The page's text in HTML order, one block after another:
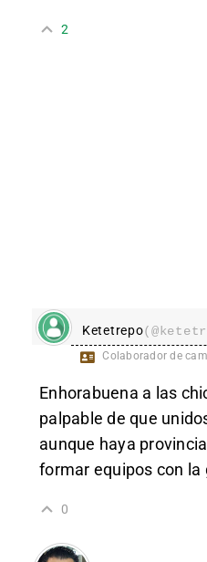
2
Ketetrepo
Colaborador de
Enhorabuena a las
palpable de que
aunque haya
formar equipos con la
0